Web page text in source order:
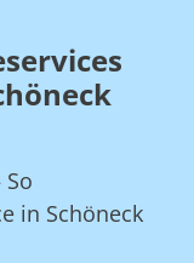
in Schöneck